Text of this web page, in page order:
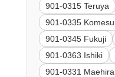
901-0315 Teruya
901-0335 Komesu
901-0345 Fukuji
901-0363 Ishiki
901-0331 Maehira